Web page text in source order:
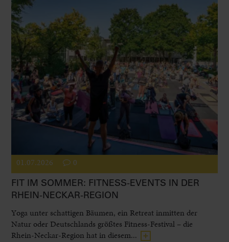
01.07.2026 0
FIT IM SOMMER: FITNESS-EVENTS IN DER
RHEIN-NECKAR-REGION
Yoga unter schattigen Bäumen, ein Retreat inmitten der
Natur oder Deutschlands größtes Fitness-Festival – die
Rhein-Neckar-Region hat in diesem...